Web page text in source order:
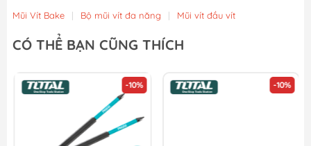
Mũi Vít Bake | Bộ mũi vít đa năng | Mũi vít đầu vít
CÓ THỂ BẠN CŨNG THÍCH
-10% -10%